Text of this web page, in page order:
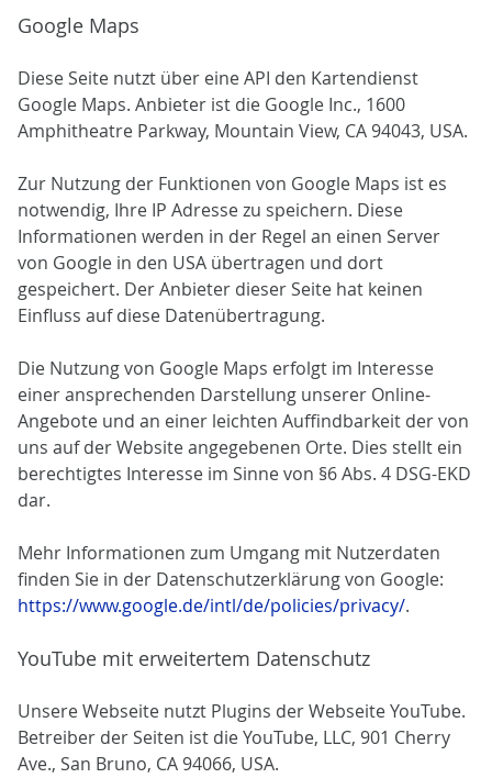
Google Maps
Diese Seite nutzt über eine API den Kartendienst
Google Maps. Anbieter ist die Google Inc., 1600
Amphitheatre Parkway, Mountain View, CA 94043, USA.
Zur Nutzung der Funktionen von Google Maps ist es
notwendig, Ihre IP Adresse zu speichern. Diese
Informationen werden in der Regel an einen Server
von Google in den USA übertragen und dort
gespeichert. Der Anbieter dieser Seite hat keinen
Einfluss auf diese Datenübertragung.
Die Nutzung von Google Maps erfolgt im Interesse
einer ansprechenden Darstellung unserer Online-
Angebote und an einer leichten Auffindbarkeit der von
uns auf der Website angegebenen Orte. Dies stellt ein
berechtigtes Interesse im Sinne von §6 Abs. 4 DSG-EKD
dar.
Mehr Informationen zum Umgang mit Nutzerdaten
finden Sie in der Datenschutzerklärung von Google:
https://www.google.de/intl/de/policies/privacy/.
YouTube mit erweitertem Datenschutz
Unsere Webseite nutzt Plugins der Webseite YouTube.
Betreiber der Seiten ist die YouTube, LLC, 901 Cherry
Ave., San Bruno, CA 94066, USA.